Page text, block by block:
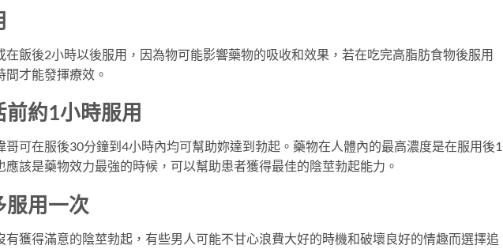
在飯後2小時以後服用，因為物可能影響藥物的吸收和效果，若在吃完高脂肪食物後服用
才能發揮療效。
約1小時服用
哥可在服後30分鐘到4小時內均可幫助妳達到勃起。藥物在人體內的最高濃度是在服用後1
應該是藥物效力最強的時候，可以幫助患者獲得最佳的陰莖勃起能力。
服用一次
有獲得滿意的陰莖勃起，有些男人可能不甘心浪費大好的時機和破壞良好的情趣而選擇追